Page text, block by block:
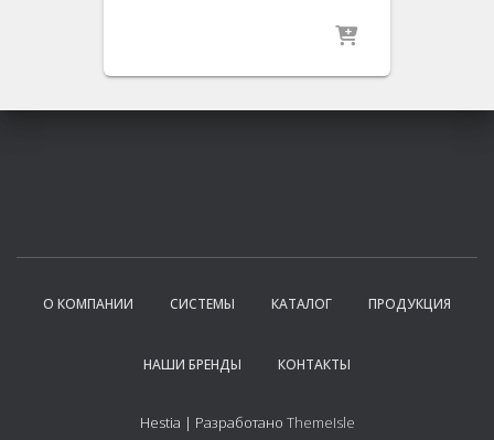
О КОМПАНИИ СИСТЕМЫ КАТАЛОГ ПРОДУКЦИЯ
НАШИ БРЕНДЫ КОНТАКТЫ
Hestia | Разработано ThemeIsle